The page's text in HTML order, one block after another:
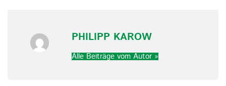
PHILIPP KAROW
Alle Beiträge vom Autor »